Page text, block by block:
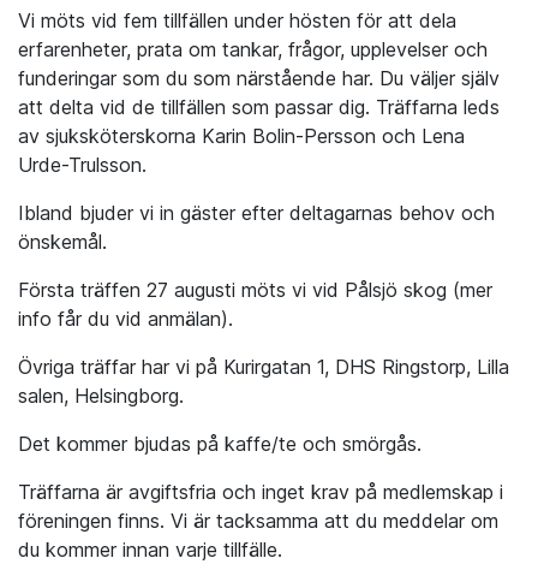
Vi möts vid fem tillfällen under hösten för att dela
erfarenheter, prata om tankar, frågor, upplevelser och
funderingar som du som närstående har. Du väljer själv
att delta vid de tillfällen som passar dig. Träffarna leds
av sjuksköterskorna Karin Bolin-Persson och Lena
Urde-Trulsson.
Ibland bjuder vi in gäster efter deltagarnas behov och
önskemål.
Första träffen 27 augusti möts vi vid Pålsjö skog (mer
info får du vid anmälan).
Övriga träffar har vi på Kurirgatan 1, DHS Ringstorp, Lilla
salen, Helsingborg.
Det kommer bjudas på kaffe/te och smörgås.
Träffarna är avgiftsfria och inget krav på medlemskap i
föreningen finns. Vi är tacksamma att du meddelar om
du kommer innan varje tillfälle.